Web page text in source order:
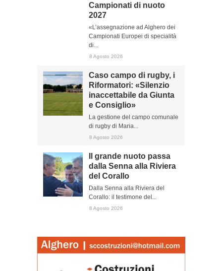
Campionati di nuoto
2027
«L’assegnazione ad Alghero dei
Campionati Europei di specialità
di...
8 Agosto 2026
Caso campo di rugby, i
Riformatori: «Silenzio
inaccettabile da Giunta
e Consiglio»
La gestione del campo comunale
di rugby di Maria...
8 Agosto 2026
Il grande nuoto passa
dalla Senna alla Riviera
del Corallo
Dalla Senna alla Riviera del
Corallo: il testimone del...
8 Agosto 2026